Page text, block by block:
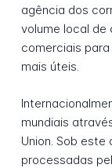
agência dos
volume local de
comerciais
mais úteis.
mundiais
Union. Sob
processadas